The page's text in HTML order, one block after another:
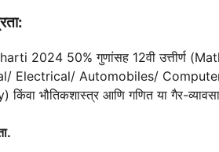
2024 50% गुणांसह 12वी उत्तीर्ण
Electrical/ Automobiles/
भौतिकशास्त्र आणि गणित या गैर-